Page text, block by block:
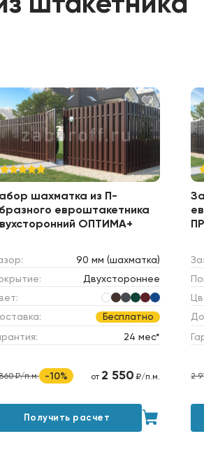
шахматка из П-
евроштакетника
ОПТИМА+
90 мм (шахматка)
Двухстороннее
Бесплатно
24 мес*
₽/п.м. -10% от 2 550 ₽/п.м.
Получить расчет
2